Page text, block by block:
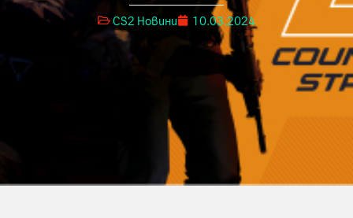
CS2 Новини 10.03.2024